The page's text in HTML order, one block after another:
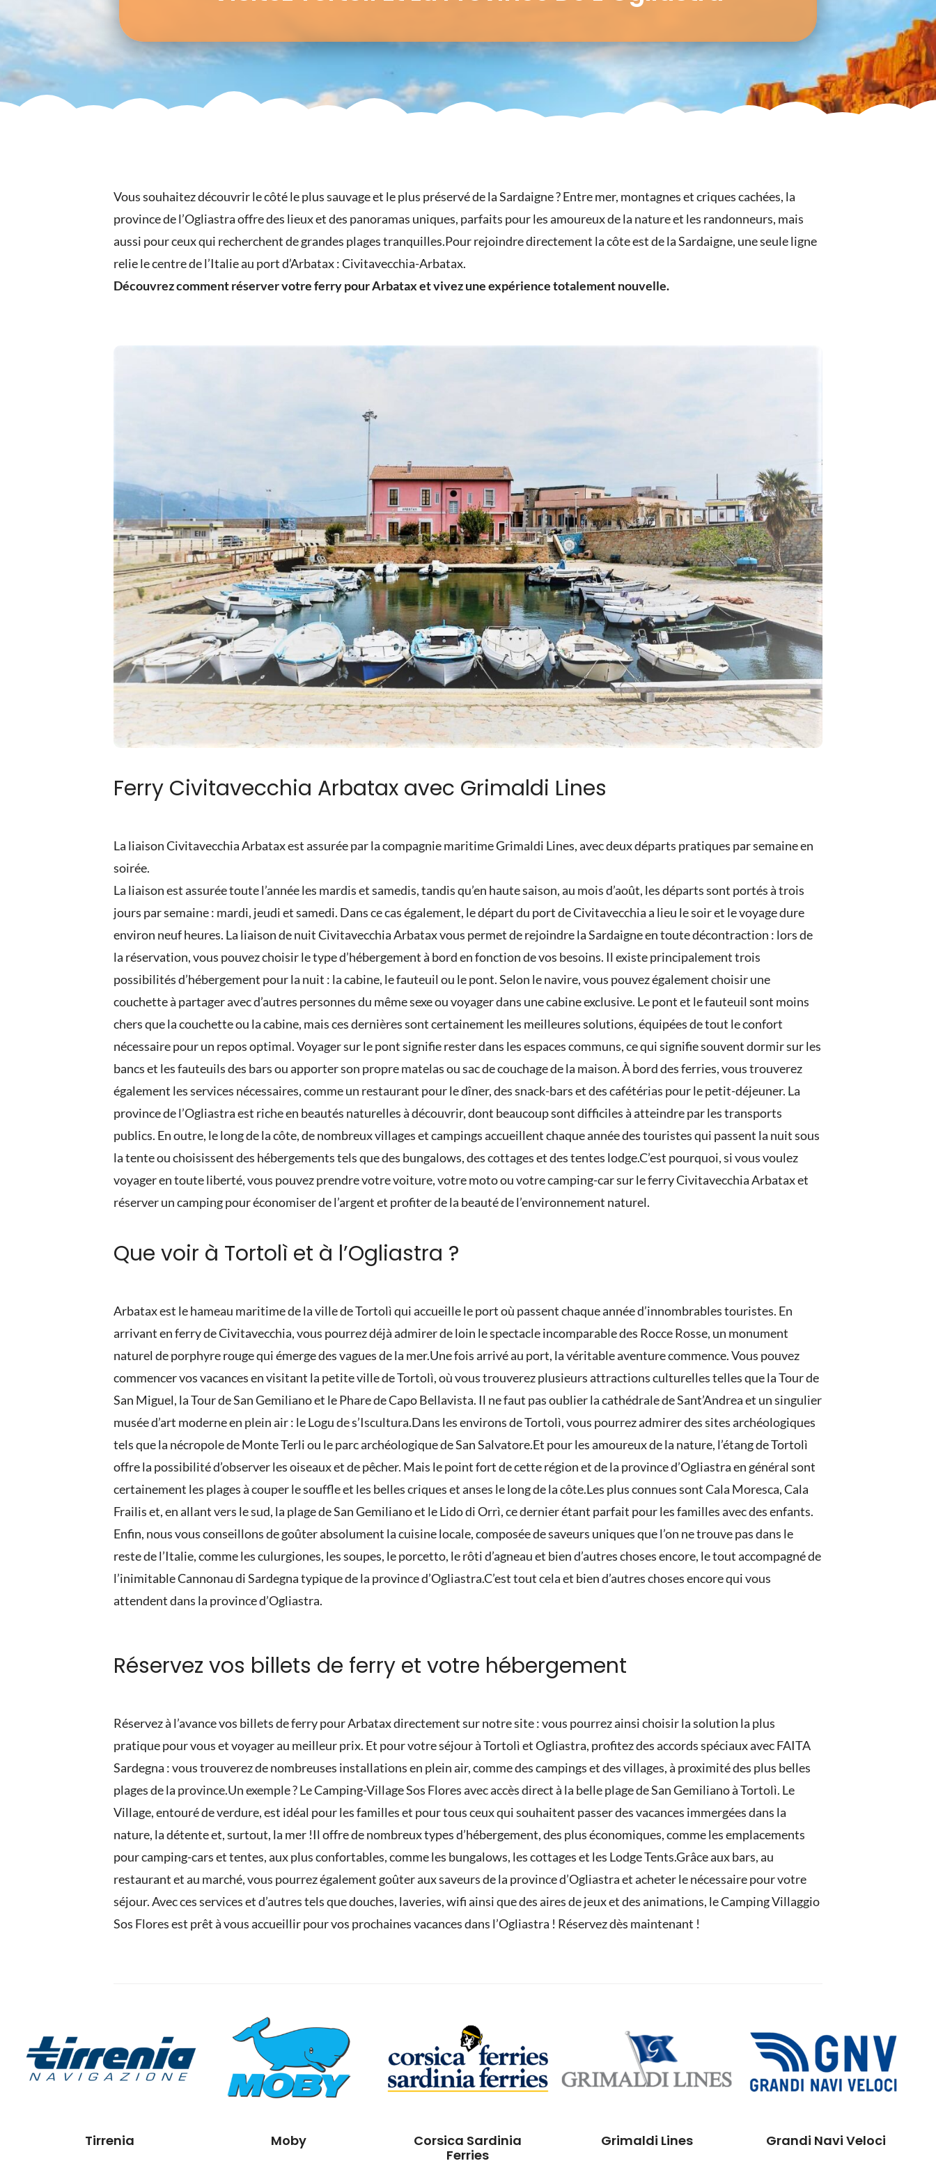
Vous souhaitez découvrir le côté le plus sauvage et le plus préservé de la Sardaigne ? Entre mer, montagnes et criques cachées, la
province de l’Ogliastra offre des lieux et des panoramas uniques, parfaits pour les amoureux de la nature et les randonneurs, mais
aussi pour ceux qui recherchent de grandes plages tranquilles.Pour rejoindre directement la côte est de la Sardaigne, une seule ligne
relie le centre de l’Italie au port d’Arbatax : Civitavecchia-Arbatax.
Découvrez comment réserver votre ferry pour Arbatax et vivez une expérience totalement nouvelle.
Ferry Civitavecchia Arbatax avec Grimaldi Lines
La liaison Civitavecchia Arbatax est assurée par la compagnie maritime Grimaldi Lines, avec deux départs pratiques par semaine en
soirée.
La liaison est assurée toute l’année les mardis et samedis, tandis qu’en haute saison, au mois d’août, les départs sont portés à trois
jours par semaine : mardi, jeudi et samedi. Dans ce cas également, le départ du port de Civitavecchia a lieu le soir et le voyage dure
environ neuf heures. La liaison de nuit Civitavecchia Arbatax vous permet de rejoindre la Sardaigne en toute décontraction : lors de
la réservation, vous pouvez choisir le type d’hébergement à bord en fonction de vos besoins. Il existe principalement trois
possibilités d’hébergement pour la nuit : la cabine, le fauteuil ou le pont. Selon le navire, vous pouvez également choisir une
couchette à partager avec d’autres personnes du même sexe ou voyager dans une cabine exclusive. Le pont et le fauteuil sont moins
chers que la couchette ou la cabine, mais ces dernières sont certainement les meilleures solutions, équipées de tout le confort
nécessaire pour un repos optimal. Voyager sur le pont signifie rester dans les espaces communs, ce qui signifie souvent dormir sur les
bancs et les fauteuils des bars ou apporter son propre matelas ou sac de couchage de la maison. À bord des ferries, vous trouverez
également les services nécessaires, comme un restaurant pour le dîner, des snack-bars et des cafétérias pour le petit-déjeuner. La
province de l’Ogliastra est riche en beautés naturelles à découvrir, dont beaucoup sont difficiles à atteindre par les transports
publics. En outre, le long de la côte, de nombreux villages et campings accueillent chaque année des touristes qui passent la nuit sous
la tente ou choisissent des hébergements tels que des bungalows, des cottages et des tentes lodge.C’est pourquoi, si vous voulez
voyager en toute liberté, vous pouvez prendre votre voiture, votre moto ou votre camping-car sur le ferry Civitavecchia Arbatax et
réserver un camping pour économiser de l’argent et profiter de la beauté de l’environnement naturel.
Que voir à Tortolì et à l’Ogliastra ?
Arbatax est le hameau maritime de la ville de Tortolì qui accueille le port où passent chaque année d’innombrables touristes. En
arrivant en ferry de Civitavecchia, vous pourrez déjà admirer de loin le spectacle incomparable des Rocce Rosse, un monument
naturel de porphyre rouge qui émerge des vagues de la mer.Une fois arrivé au port, la véritable aventure commence. Vous pouvez
commencer vos vacances en visitant la petite ville de Tortolì, où vous trouverez plusieurs attractions culturelles telles que la Tour de
San Miguel, la Tour de San Gemiliano et le Phare de Capo Bellavista. Il ne faut pas oublier la cathédrale de Sant’Andrea et un singulier
musée d’art moderne en plein air : le Logu de s’Iscultura.Dans les environs de Tortolì, vous pourrez admirer des sites archéologiques
tels que la nécropole de Monte Terli ou le parc archéologique de San Salvatore.Et pour les amoureux de la nature, l’étang de Tortolì
offre la possibilité d’observer les oiseaux et de pêcher. Mais le point fort de cette région et de la province d’Ogliastra en général sont
certainement les plages à couper le souffle et les belles criques et anses le long de la côte.Les plus connues sont Cala Moresca, Cala
Frailis et, en allant vers le sud, la plage de San Gemiliano et le Lido di Orrì, ce dernier étant parfait pour les familles avec des enfants.
Enfin, nous vous conseillons de goûter absolument la cuisine locale, composée de saveurs uniques que l’on ne trouve pas dans le
reste de l’Italie, comme les culurgiones, les soupes, le porcetto, le rôti d’agneau et bien d’autres choses encore, le tout accompagné de
l’inimitable Cannonau di Sardegna typique de la province d’Ogliastra.C’est tout cela et bien d’autres choses encore qui vous
attendent dans la province d’Ogliastra.
Réservez vos billets de ferry et votre hébergement
Réservez à l’avance vos billets de ferry pour Arbatax directement sur notre site : vous pourrez ainsi choisir la solution la plus
pratique pour vous et voyager au meilleur prix. Et pour votre séjour à Tortolì et Ogliastra, profitez des accords spéciaux avec FAITA
Sardegna : vous trouverez de nombreuses installations en plein air, comme des campings et des villages, à proximité des plus belles
plages de la province.Un exemple ? Le Camping-Village Sos Flores avec accès direct à la belle plage de San Gemiliano à Tortolì. Le
Village, entouré de verdure, est idéal pour les familles et pour tous ceux qui souhaitent passer des vacances immergées dans la
nature, la détente et, surtout, la mer !Il offre de nombreux types d’hébergement, des plus économiques, comme les emplacements
pour camping-cars et tentes, aux plus confortables, comme les bungalows, les cottages et les Lodge Tents.Grâce aux bars, au
restaurant et au marché, vous pourrez également goûter aux saveurs de la province d’Ogliastra et acheter le nécessaire pour votre
séjour. Avec ces services et d’autres tels que douches, laveries, wifi ainsi que des aires de jeux et des animations, le Camping Villaggio
Sos Flores est prêt à vous accueillir pour vos prochaines vacances dans l’Ogliastra ! Réservez dès maintenant !
Tirrenia Moby
Corsica Sardinia
Ferries
Grimaldi Lines Grandi Navi Veloci